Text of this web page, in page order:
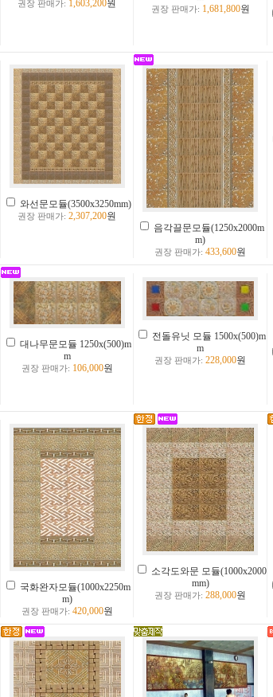
권장 판매가: 1,603,200원
권장 판매가: 1,681,800원
와선문모듈(3500x3250mm)
권장 판매가:2,307,200원
음각끌문모듈(1250x2000m
m)
권장 판매가:433,600원
대나무문모듈 1250x(500)m
m
권장 판매가: 106,000원
전돌유닛 모듈 1500x(500)m
m
권장 판매가:228,000원
국화완자모듈(1000x2250m
m)
권장 판매가: 420,000원
소각도와문 모듈(1000x2000
mm)
권장 판매가:288,000원